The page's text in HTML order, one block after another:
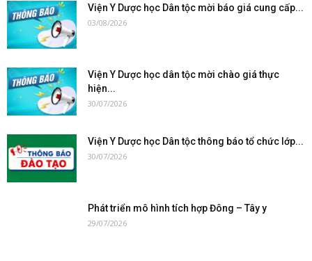
Viện Y Dược học Dân tộc mời báo giá cung cấp...
03/08/2026
Viện Y Dược học dân tộc mời chào giá thực
hiện...
30/07/2026
Viện Y Dược học Dân tộc thông báo tổ chức lớp...
30/07/2026
Phát triển mô hình tích hợp Đông – Tây y
29/07/2026